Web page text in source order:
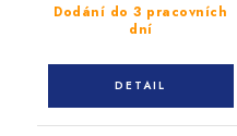
Dodání do 3 pracovních
dní